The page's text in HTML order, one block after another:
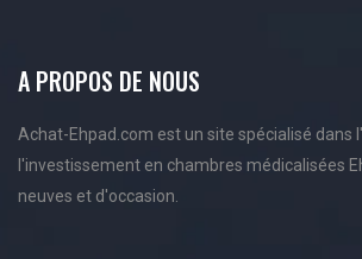
A PROPOS DE NOUS
Achat-Ehpad.com est un site spécialisé dans
l'investissement en chambres médicalisées
neuves et d'occasion.